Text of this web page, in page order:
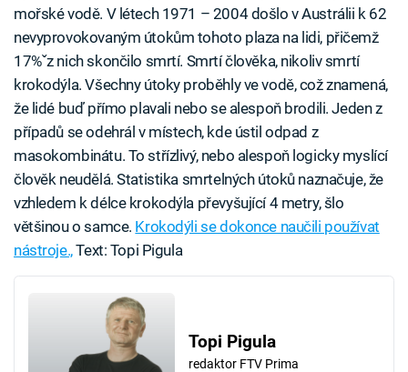
mořské vodě. V létech 1971 – 2004 došlo v Austrálii k 62
nevyprovokovaným útokům tohoto plaza na lidi, přičemž
17%ˇz nich skončilo smrtí. Smrtí člověka, nikoliv smrtí
krokodýla. Všechny útoky proběhly ve vodě, což znamená,
že lidé buď přímo plavali nebo se alespoň brodili. Jeden z
případů se odehrál v místech, kde ústil odpad z
masokombinátu. To střízlivý, nebo alespoň logicky myslící
člověk neudělá. Statistika smrtelných útoků naznačuje, že
vzhledem k délce krokodýla převyšující 4 metry, šlo
většinou o samce. Krokodýli se dokonce naučili používat
nástroje.,Text: Topi Pigula
Topi Pigula
redaktor FTV Prima